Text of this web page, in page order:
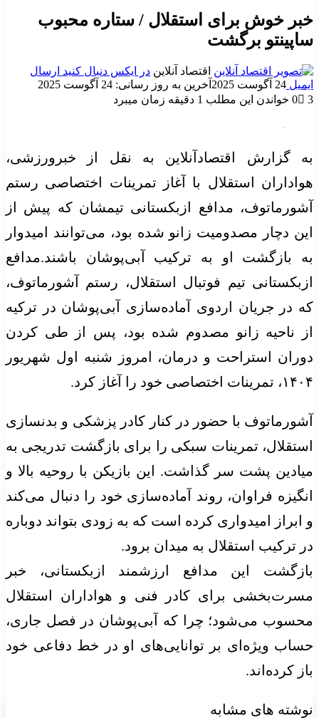
خبر خوش برای استقلال / ستاره محبوب
ساپینتو برگشت
اقتصاد آنلاین در ایکس دنبال کنید ارسال
ایمیل 24 آگوست 2025
آخرین به روز رسانی: 24 آگوست 2025
0
3 خواندن این مطلب 1 دقیقه زمان میبرد
به گزارش اقتصادآنلاین به نقل از خبرورزشی،
هواداران استقلال با آغاز تمرینات اختصاصی رستم
آشورماتوف، مدافع ازبکستانی تیمشان که پیش از
این دچار مصدومیت زانو شده بود، می‌توانند امیدوار
به بازگشت او به ترکیب آبی‌پوشان باشند.مدافع
ازبکستانی تیم فوتبال استقلال، رستم آشورماتوف،
که در جریان اردوی آماده‌سازی آبی‌پوشان در ترکیه
از ناحیه زانو مصدوم شده بود، پس از طی کردن
دوران استراحت و درمان، امروز شنبه اول شهریور
۱۴۰۴، تمرینات اختصاصی خود را آغاز کرد.
آشورماتوف با حضور در کنار کادر پزشکی و بدنسازی
استقلال، تمرینات سبکی را برای بازگشت تدریجی به
میادین پشت سر گذاشت. این بازیکن با روحیه بالا و
انگیزه فراوان، روند آماده‌سازی خود را دنبال می‌کند
و ابراز امیدواری کرده است که به زودی بتواند دوباره
در ترکیب استقلال به میدان برود.
بازگشت این مدافع ارزشمند ازبکستانی، خبر
مسرت‌بخشی برای کادر فنی و هواداران استقلال
محسوب می‌شود؛ چرا که آبی‌پوشان در فصل جاری،
حساب ویژه‌ای بر توانایی‌های او در خط دفاعی خود
باز کرده‌اند.
نوشته های مشابه